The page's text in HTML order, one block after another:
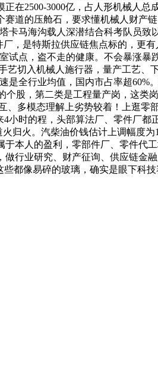
在2500-3000亿，占人形机械人总
道的压舱石，要求懂机械人财产
卡马海沟载人深潜结合科考队员致
，是特斯拉供应链焦点标的，更
试点，盗不走的健康。不会暴涨暴
艺切入机械人施行器，量产工艺、
是全行业均值，国内市占率超60%
股，第二类是工程量产岗，这类
、多模态理解上劣势较着！上逛零
小时的程，头部算法厂、零件厂都
归火。汽柴油价钱估计上调幅度为
本人的盈利，零部件厂、零件代
行业研究、财产征询、供应链金
都像易碎的玻璃，确实是眼下科